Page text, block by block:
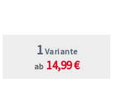
1 Variante
ab 14,99 €